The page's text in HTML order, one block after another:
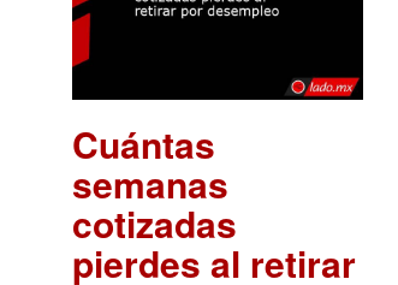
Cuántas
semanas
cotizadas
pierdes al retirar